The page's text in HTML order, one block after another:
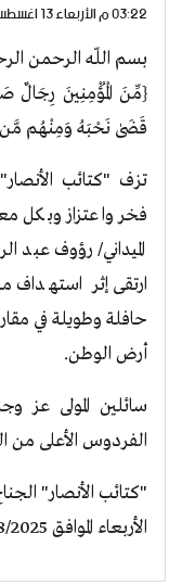
03:22 م الأربعاء 13 اغسطس 2025
بسم اللّه الرحمن
{مِّنَ الْمُؤْمِنِينَ رِجَالٌ
قَضَىٰ نَحْبَهُ وَمِنْهُم مَّن
تزف "كتائب
فخر واعتزاز وبكل
الميداني/ رؤوف عبد
ارتقى إثر
حافلة وطويلة في
أرض الوطن.
سائلين المولى عز
الفردوس الأعلى من
"كتائب الأنصار"
الأربعاء الموافق 13/8/2025م